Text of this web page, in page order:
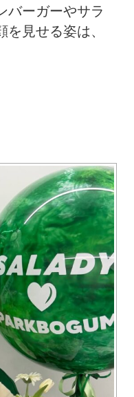
バーガーやサラ
見せる姿は、